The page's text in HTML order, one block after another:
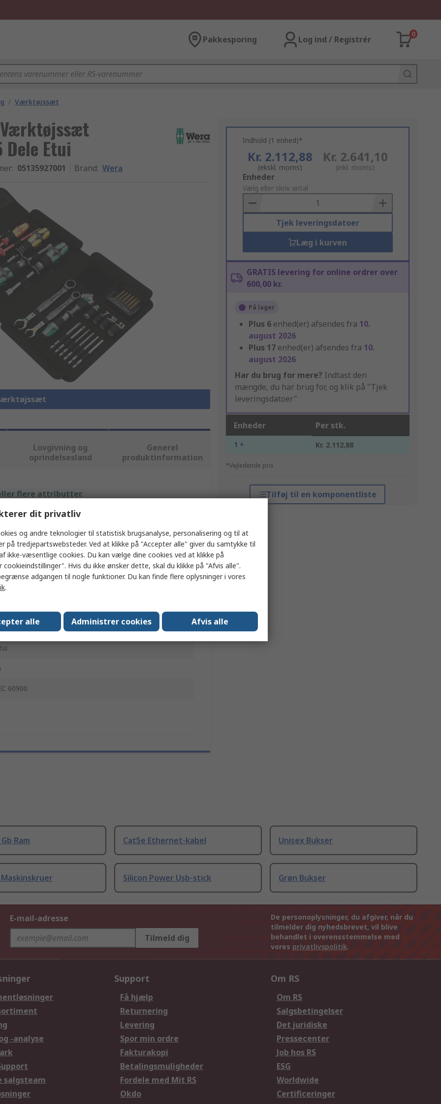
Pakkesporing Log ind / Registrér
0
/ Værktøjssæt
Værktøjssæt
Etui
: 05135927001 Brand: Wera
Indhold (1 enhed)*
Kr. 2.112,88
(ekskl. moms)
Kr. 2.641,10
(inkl. moms)
Add
to
Basket
Enheder
Vælg eller skriv antal
Tjek leveringsdatoer
Læg i kurven
GRATIS levering for online ordrer over
600,00 kr.
På lager
Plus 6 enhed(er) afsendes fra 10.
august 2026
Plus 17 enhed(er) afsendes fra 10.
august 2026
Har du brug for mere? Indtast den
mængde, du har brug for, og klik på "Tjek
leveringsdatoer"
Enheder Per stk.
1 + Kr. 2.112,88
*Vejledende pris
Tilføj til en komponentliste
Lovgivning og
oprindelsesland
Generel
produktinformation
flere attributter.
til VVS
60900
Ram Cat5e Ethernet-kabel Unisex Bukser
Silicon Power Usb-stick Grøn Bukser
E-mail-adresse
Tilmeld dig
De personoplysninger, du afgiver, når du
tilmelder dig nyhedsbrevet, vil blive
behandlet i overensstemmelse med
vores privatlivspolitik.
-analyse
salgsteam
Support
Få hjælp
Returnering
Levering
Spor min ordre
Fakturakopi
Betalingsmuligheder
Fordele med Mit RS
Okdo
Om RS
Om RS
Salgsbetingelser
Det juridiske
Pressecenter
Job hos RS
ESG
Worldwide
Certificeringer
dit privatliv
og andre teknologier til statistisk brugsanalyse, personalisering og til at
på tredjepartswebsteder. Ved at klikke på "Accepter alle" giver du samtykke til
ikke-væsentlige cookies. Du kan vælge dine cookies ved at klikke på
cookieindstillinger". Hvis du ikke ønsker dette, skal du klikke på "Afvis alle".
adgangen til nogle funktioner. Du kan finde flere oplysninger i vores
.
alle Administrer cookies Afvis alle